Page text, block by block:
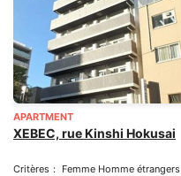
APARTMENT
XEBEC, rue Kinshi Hokusai
Critères： Femme Homme étrangers